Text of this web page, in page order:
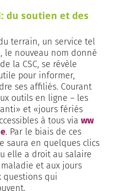
du soutien et des
terrain, un service tel
le nouveau nom donné
la CSC, se révèle
pour informer,
ses affiliés. Courant
outils en ligne – les
et «jours fériés
à tous via ww
. Par le biais de ces
saura en quelques clics
elle a droit au salaire
et aux jours
questions qui